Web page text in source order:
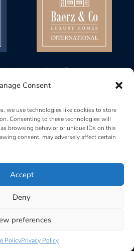
Consent
we use technologies like cookies to store
Consenting to these technologies will
browsing behavior or unique IDs on this
consent, may adversely affect certain
Accept
Deny
preferences
PolicyPrivacy Policy
North Europe
28, 1082 MA
Central Europe
Zurich 6, 1201
Switzerland
Co South Europe
Brismar, 6, 07157
Islas Baleares, Spain
Privacy policy
use policy